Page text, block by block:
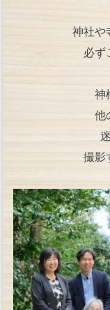
神社や
必ず
神
他
撮影